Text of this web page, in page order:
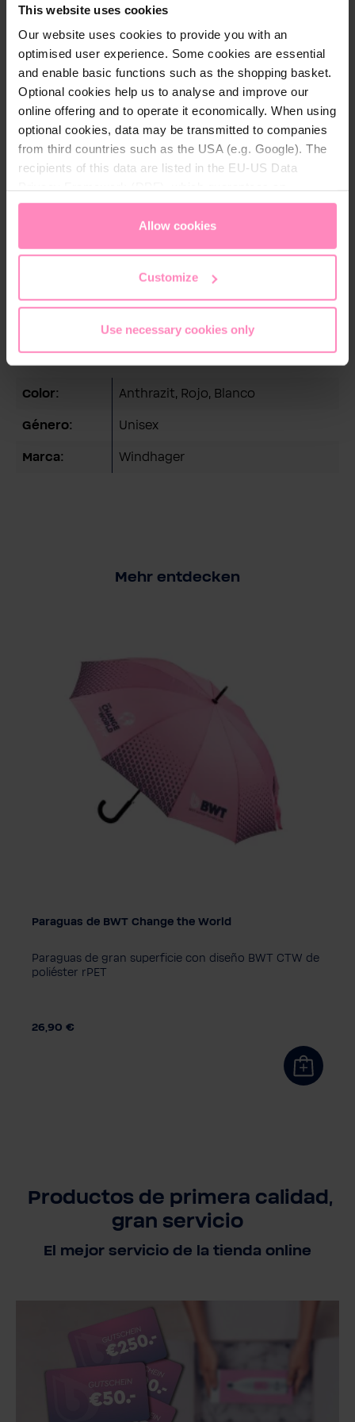
This website uses cookies
Our website uses cookies to provide you with an
optimised user experience. Some cookies are essential
and enable basic functions such as the shopping basket.
Optional cookies help us to analyse and improve our
online offering and to operate it economically. When using
optional cookies, data may be transmitted to companies
from third countries such as the USA (e.g. Google). The
recipients of this data are listed in the EU-US Data
appropriate level of data protection. You canaccept all
only allow necessary cookies
access and change your chosen setting at any time in
Allow cookies
Customize
Use necessary cookies only
Experience the perfect mix of style and comfort with
sneaker is not only a real eye-catcher but also
functional and high-quality.
With its breathable upper made of high-quality
polyurethane and a mesh polyester lining, it provides
a comfortable and fresh wearing experience
throughout the day. The removable and replaceable
hygiene.
The rubber outsole offers excellent grip and high
and comfortable sneaker.
Color: Anthrazit, Rojo, Blanco
Género: Unisex
Marca: Windhager
Mehr entdecken
Paraguas de BWT Change the World
Paraguas de gran superficie con diseño BWT CTW de
poliéster rPET
26,90 €
Productos de primera calidad,
gran servicio
El mejor servicio de la tienda online